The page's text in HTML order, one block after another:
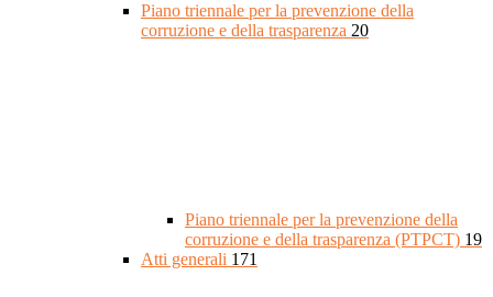
Piano triennale per la prevenzione della
corruzione e della trasparenza 20
Piano triennale per la prevenzione della
corruzione e della trasparenza (PTPCT) 19
Atti generali 171